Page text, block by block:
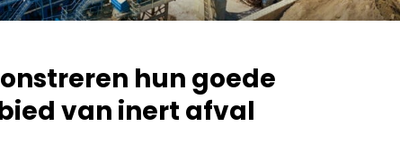
recyclingstroom in Belgiëhun goede
van inert afval